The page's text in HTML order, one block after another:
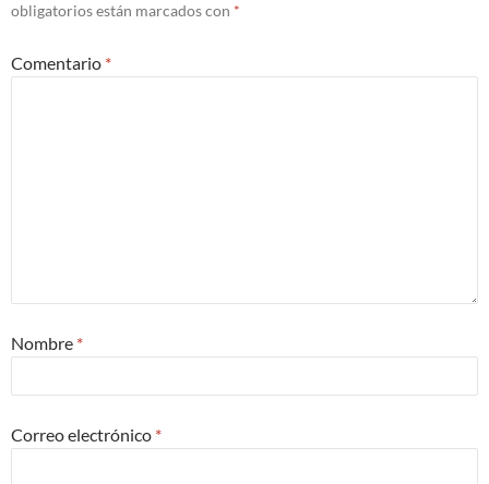
obligatorios están marcados con *
Comentario *
Nombre *
Correo electrónico *